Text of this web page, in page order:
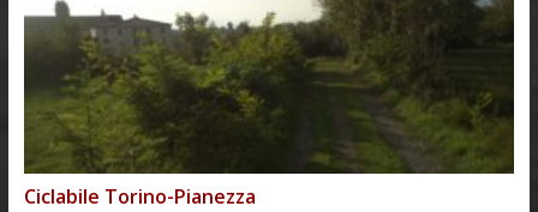
Ciclabile Torino-Pianezza